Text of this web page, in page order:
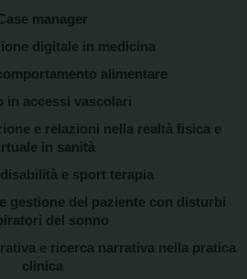
manager
digitale in medicina
alimentare
in accessi vascolari
e relazioni nella realtà fisica e
in sanità
e sport terapia
gestione del paziente con disturbi
del sonno
e ricerca narrativa nella pratica
clinica